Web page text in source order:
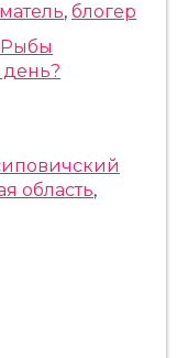
, блогер
Рыбы
день?
область,